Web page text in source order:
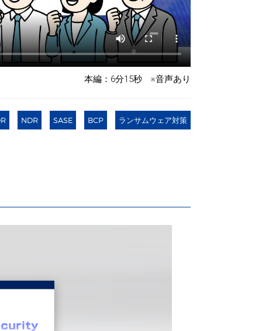
本編：6分15秒 ※音声あり
NDR SASE BCP ランサムウェア対策